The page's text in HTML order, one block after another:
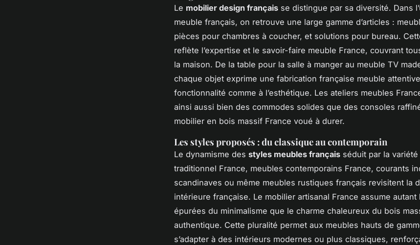
Le mobilier design français se distingue par sa diversité. Dans
meuble français, on retrouve une large gamme d’articles :
pièces pour chambres à coucher, et solutions pour bureau.
reflète l’expertise et le savoir-faire meuble France, couvrant
la maison. De la table pour la salle à manger au meuble TV
chaque objet exprime une fabrication française meuble
fonctionnalité comme à l’esthétique. Les ateliers meubles
ainsi aussi bien des commodes solides que des consoles
mobilier en bois massif France voué à durer.
Les styles proposés : du classique au contemporain
Le dynamisme des styles meubles français séduit par la
traditionnel France, meubles contemporains France, courants
scandinaves ou même meubles rustiques français revisitent la
intérieure française. Le mobilier artisanal France assume autant
épurées du minimalisme que le charme chaleureux du bois
authentique. Cette pluralité permet aux meubles hauts de
s’adapter à des intérieurs modernes ou plus classiques,